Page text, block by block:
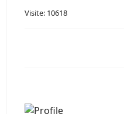
Visite: 10618